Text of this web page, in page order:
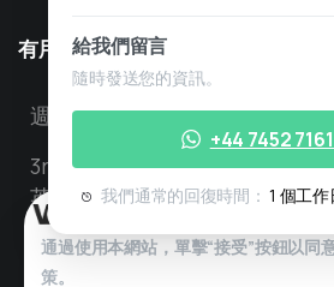
給我們留言
隨時發送您的資訊。
+44 7452
我們通常的回復時間：1 個工作
通過使用本網站，單擊“接受”按鈕以同
策。
有用資訊
週一至週五上午 8 點至下午 6
3rd Floor Lawford House， 阿
英國， N3 1QA
聯絡我們